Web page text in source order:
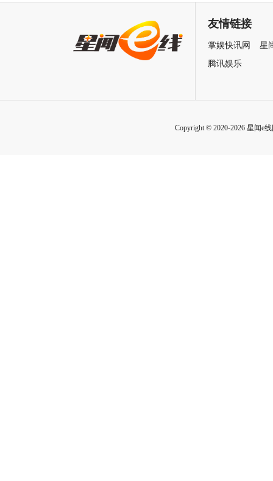
邀你共赴探案之旅友情链接
掌娱快讯网
星
腾讯娱乐
Copyright © 2020-2026 星闻e